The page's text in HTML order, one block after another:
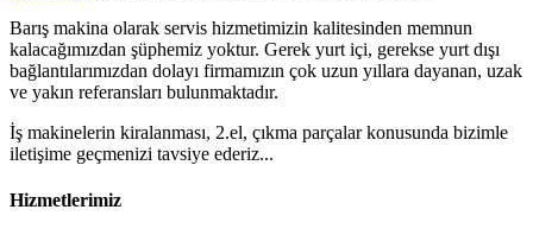
Barış makina olarak servis hizmetimizin kalitesinden memnun
kalacağımızdan şüphemiz yoktur. Gerek yurt içi, gerekse yurt dışı
bağlantılarımızdan dolayı firmamızın çok uzun yıllara dayanan, uzak
ve yakın referansları bulunmaktadır.
İş makinelerin kiralanması, 2.el, çıkma parçalar konusunda bizimle
iletişime geçmenizi tavsiye ederiz...
Hizmetlerimiz